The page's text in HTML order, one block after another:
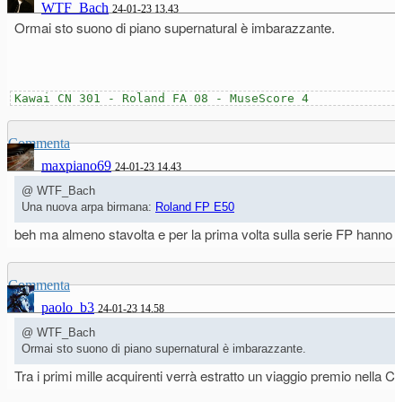
WTF_Bach 24-01-23 13.43
Ormai sto suono di piano supernatural è imbarazzante.
Kawai CN 301 - Roland FA 08 - MuseScore 4
Commenta
maxpiano69 24-01-23 14.43
@ WTF_Bach
Una nuova arpa birmana: Roland FP E50
beh ma almeno stavolta e per la prima volta sulla serie FP
Commenta
paolo_b3 24-01-23 14.58
@ WTF_Bach
Ormai sto suono di piano supernatural è imbarazzante.
Tra i primi mille acquirenti verrà estratto un viaggio premio nella